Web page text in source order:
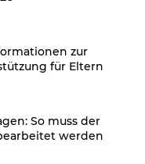
zur
für Eltern
So muss der
werden